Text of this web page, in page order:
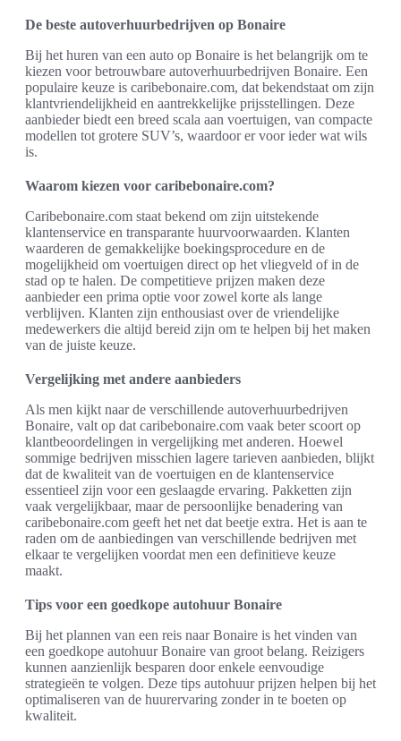
De beste autoverhuurbedrijven op Bonaire
Bij het huren van een auto op Bonaire is het belangrijk om te
kiezen voor betrouwbare autoverhuurbedrijven Bonaire. Een
populaire keuze is caribebonaire.com, dat bekendstaat om zijn
klantvriendelijkheid en aantrekkelijke prijsstellingen. Deze
aanbieder biedt een breed scala aan voertuigen, van compacte
modellen tot grotere SUV’s, waardoor er voor ieder wat wils
is.
Waarom kiezen voor caribebonaire.com?
Caribebonaire.com staat bekend om zijn uitstekende
klantenservice en transparante huurvoorwaarden. Klanten
waarderen de gemakkelijke boekingsprocedure en de
mogelijkheid om voertuigen direct op het vliegveld of in de
stad op te halen. De competitieve prijzen maken deze
aanbieder een prima optie voor zowel korte als lange
verblijven. Klanten zijn enthousiast over de vriendelijke
medewerkers die altijd bereid zijn om te helpen bij het maken
van de juiste keuze.
Vergelijking met andere aanbieders
Als men kijkt naar de verschillende autoverhuurbedrijven
Bonaire, valt op dat caribebonaire.com vaak beter scoort op
klantbeoordelingen in vergelijking met anderen. Hoewel
sommige bedrijven misschien lagere tarieven aanbieden, blijkt
dat de kwaliteit van de voertuigen en de klantenservice
essentieel zijn voor een geslaagde ervaring. Pakketten zijn
vaak vergelijkbaar, maar de persoonlijke benadering van
caribebonaire.com geeft het net dat beetje extra. Het is aan te
raden om de aanbiedingen van verschillende bedrijven met
elkaar te vergelijken voordat men een definitieve keuze
maakt.
Tips voor een goedkope autohuur Bonaire
Bij het plannen van een reis naar Bonaire is het vinden van
een goedkope autohuur Bonaire van groot belang. Reizigers
kunnen aanzienlijk besparen door enkele eenvoudige
strategieën te volgen. Deze tips autohuur prijzen helpen bij het
optimaliseren van de huurervaring zonder in te boeten op
kwaliteit.